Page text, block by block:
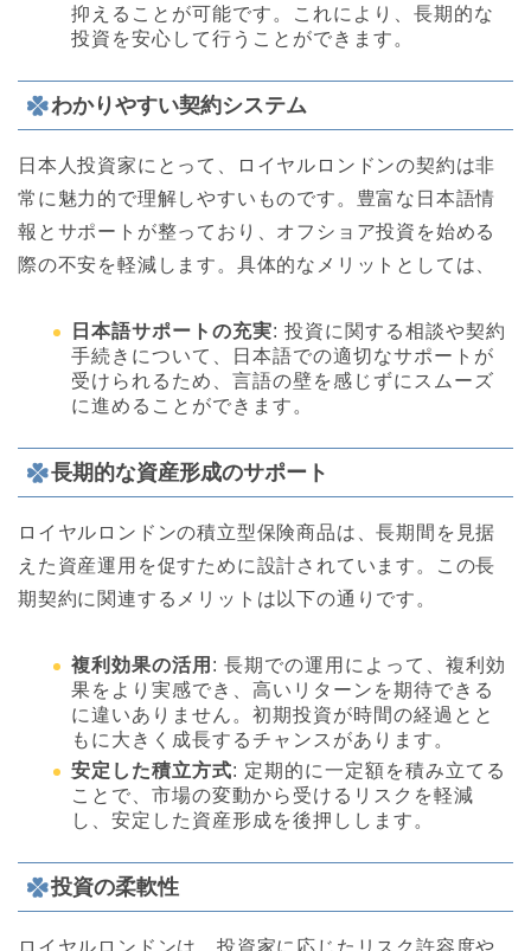
抑えることが可能です。これにより、長期的な
投資を安心して行うことができます。
わかりやすい契約システム
日本人投資家にとって、ロイヤルロンドンの契約は非
常に魅力的で理解しやすいものです。豊富な日本語情
報とサポートが整っており、オフショア投資を始める
際の不安を軽減します。具体的なメリットとしては、
日本語サポートの充実: 投資に関する相談や契約
手続きについて、日本語での適切なサポートが
受けられるため、言語の壁を感じずにスムーズ
に進めることができます。
長期的な資産形成のサポート
ロイヤルロンドンの積立型保険商品は、長期間を見据
えた資産運用を促すために設計されています。この長
期契約に関連するメリットは以下の通りです。
複利効果の活用 : 長期での運用によって、複利効
果をより実感でき、高いリターンを期待できる
に違いありません。初期投資が時間の経過とと
もに大きく成長するチャンスがあります。
安定した積立方式: 定期的に一定額を積み立てる
ことで、市場の変動から受けるリスクを軽減
し、安定した資産形成を後押しします。
投資の柔軟性